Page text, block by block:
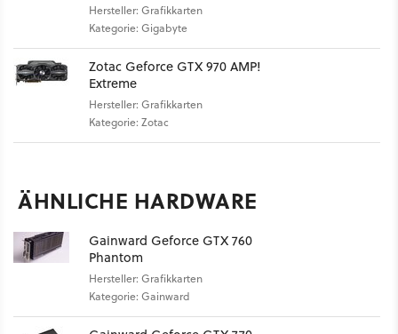
Hersteller: Grafikkarten
Kategorie: Gigabyte
Zotac Geforce GTX 970 AMP!
Extreme
Hersteller: Grafikkarten
Kategorie: Zotac
ÄHNLICHE HARDWARE
Gainward Geforce GTX 760
Phantom
Hersteller: Grafikkarten
Kategorie: Gainward